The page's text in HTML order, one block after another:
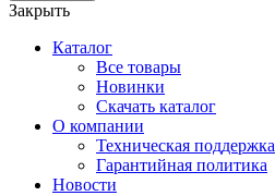
Закрыть
Каталог
Все товары
Новинки
Скачать каталог
О компании
Техническая поддержка
Гарантийная политика
Новости